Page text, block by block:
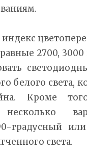
2700,
белого света,
Кроме
несколько
градусный
света.